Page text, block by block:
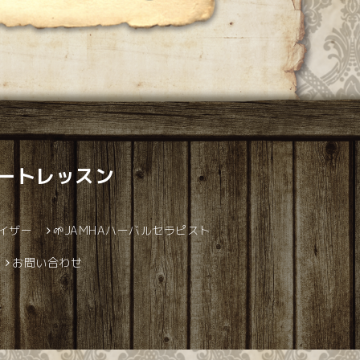
トレッスン
ザー 🌱JAMHAハーバルセラピスト
お問い合わせ